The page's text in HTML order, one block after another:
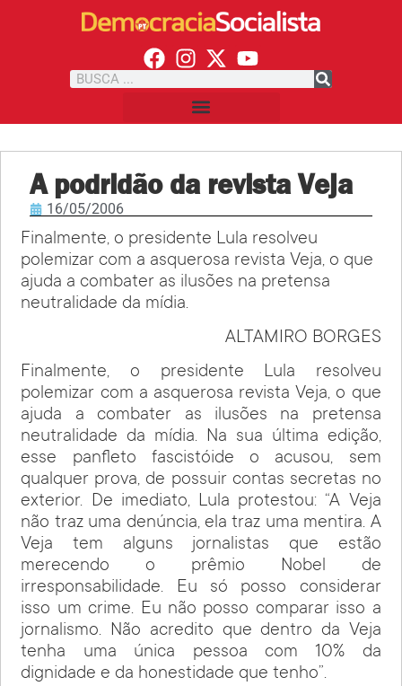
A podridão da revista Veja
16/05/2006
Finalmente, o presidente Lula resolveu
polemizar com a asquerosa revista Veja, o que
ajuda a combater as ilusões na pretensa
neutralidade da mídia.
ALTAMIRO BORGES
Finalmente, o presidente Lula resolveu
polemizar com a asquerosa revista Veja, o que
ajuda a combater as ilusões na pretensa
neutralidade da mídia. Na sua última edição,
esse panfleto fascistóide o acusou, sem
qualquer prova, de possuir contas secretas no
exterior. De imediato, Lula protestou: “A Veja
não traz uma denúncia, ela traz uma mentira. A
Veja tem alguns jornalistas que estão
merecendo o prêmio Nobel de
irresponsabilidade. Eu só posso considerar
isso um crime. Eu não posso comparar isso a
jornalismo. Não acredito que dentro da Veja
tenha uma única pessoa com 10% da
dignidade e da honestidade que tenho”.